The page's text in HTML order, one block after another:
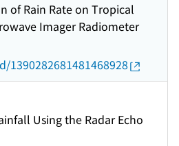
of Rain Rate on Tropical
Imager Radiometer
Using the Radar Echo